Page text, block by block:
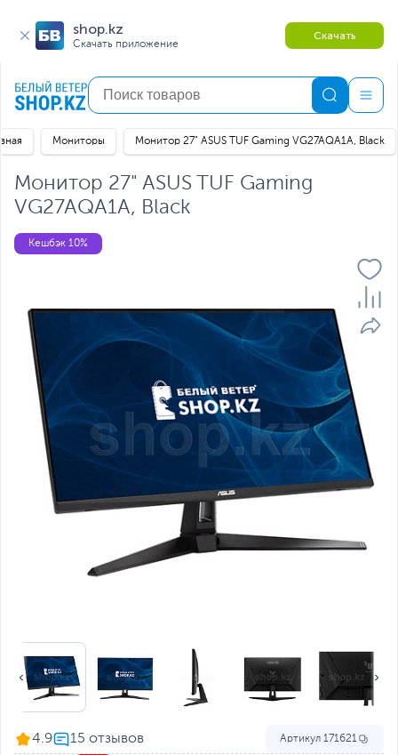
shop.kz
Скачать приложение
Скачать
Мониторы Монитор 27" ASUS TUF Gaming VG27AQA1A, Black
Монитор 27" ASUS TUF Gaming
VG27AQA1A, Black
Кешбэк 10%
4.9 Артикул 171621